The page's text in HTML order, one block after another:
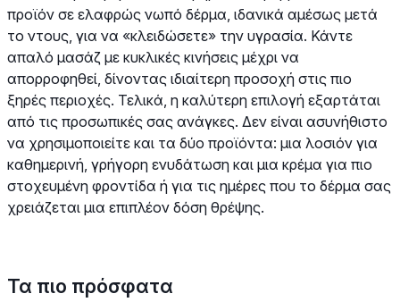
προϊόν σε ελαφρώς νωπό δέρμα, ιδανικά αμέσως μετά
το ντους, για να «κλειδώσετε» την υγρασία. Κάντε
απαλό μασάζ με κυκλικές κινήσεις μέχρι να
απορροφηθεί, δίνοντας ιδιαίτερη προσοχή στις πιο
ξηρές περιοχές. Τελικά, η καλύτερη επιλογή εξαρτάται
από τις προσωπικές σας ανάγκες. Δεν είναι ασυνήθιστο
να χρησιμοποιείτε και τα δύο προϊόντα: μια λοσιόν για
καθημερινή, γρήγορη ενυδάτωση και μια κρέμα για πιο
στοχευμένη φροντίδα ή για τις ημέρες που το δέρμα σας
χρειάζεται μια επιπλέον δόση θρέψης.
Τα πιο πρόσφατα